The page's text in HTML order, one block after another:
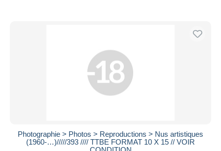
Photographie > Photos > Reproductions > Nus artistiques
(1960-…)/////393 //// TTBE FORMAT 10 X 15 // VOIR